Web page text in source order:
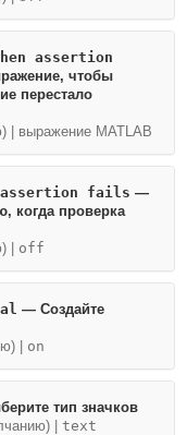
assertion
чтобы
перестало
| выражение MATLAB
assertion fails —
когда проверка
| off
— Создайте
| on
тип значков
| text